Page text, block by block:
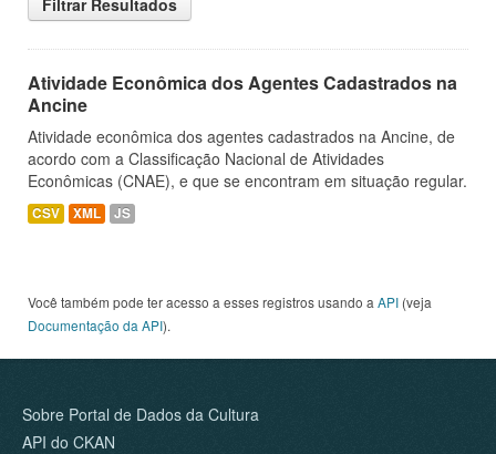
Filtrar Resultados
Atividade Econômica dos Agentes Cadastrados na
Ancine
Atividade econômica dos agentes cadastrados na Ancine, de
acordo com a Classificação Nacional de Atividades
Econômicas (CNAE), e que se encontram em situação regular.
CSV XML JS
Você também pode ter acesso a esses registros usando a API (veja
Documentação da API).
Sobre Portal de Dados da Cultura
API do CKAN